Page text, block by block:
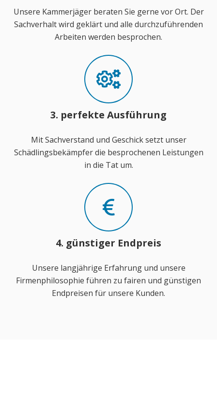
Unsere Kammerjäger beraten Sie gerne vor Ort. Der
Sachverhalt wird geklärt und alle durchzuführenden
Arbeiten werden besprochen.
3. perfekte Ausführung
Mit Sachverstand und Geschick setzt unser
Schädlingsbekämpfer die besprochenen Leistungen
in die Tat um.
4. günstiger Endpreis
Unsere langjährige Erfahrung und unsere
Firmenphilosophie führen zu fairen und günstigen
Endpreisen für unsere Kunden.